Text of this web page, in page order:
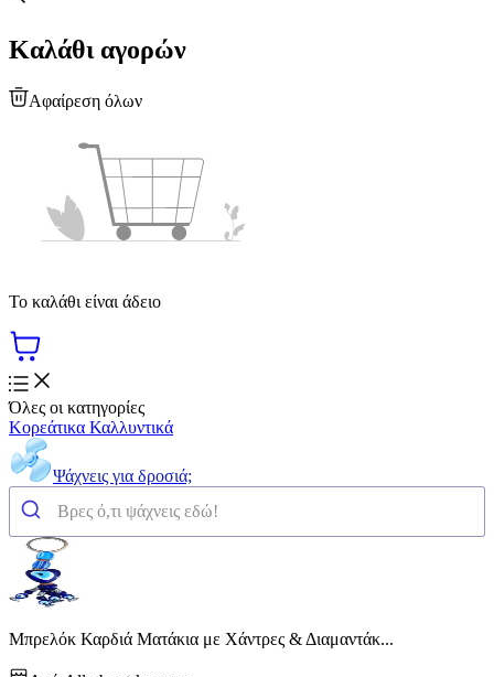
Καλάθι αγορών
Αφαίρεση όλων
Το καλάθι είναι άδειο
Όλες οι κατηγορίες
Κορεάτικα Καλλυντικά
Ψάχνεις για δροσιά;
Μπρελόκ Καρδιά Ματάκια με Χάντρες & Διαμαντάκ...